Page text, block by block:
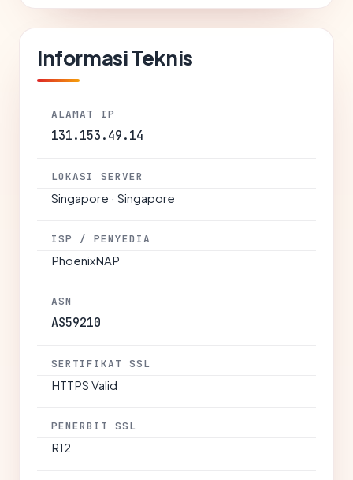
Informasi Teknis
ALAMAT IP
131.153.49.14
LOKASI SERVER
Singapore · Singapore
ISP / PENYEDIA
PhoenixNAP
ASN
AS59210
SERTIFIKAT SSL
HTTPS Valid
PENERBIT SSL
R12